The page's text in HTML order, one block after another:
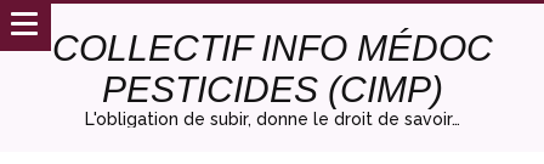
COLLECTIF INFO MÉDOC
PESTICIDES (CIMP)
L'obligation de subir, donne le droit de savoir…